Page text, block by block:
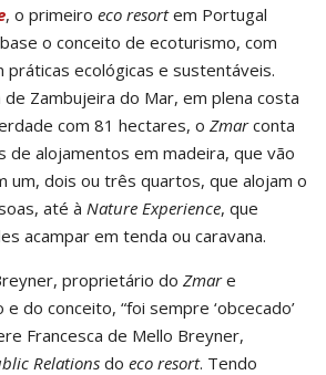
, o primeiro eco resortem Portugal
o conceito de ecoturismo, com
práticas ecológicas e sustentáveis.
Zambujeira do Mar, em plena costa
com 81 hectares, o Zmarconta
de alojamentos em madeira, que vão
um, dois ou três quartos, que alojam o
até à Nature Experience, que
acampar em tenda ou caravana.
proprietário do Zmare
do conceito, “foi sempre ‘obcecado’
Francesca de Mello Breyner,
Relations do eco resort. Tendo